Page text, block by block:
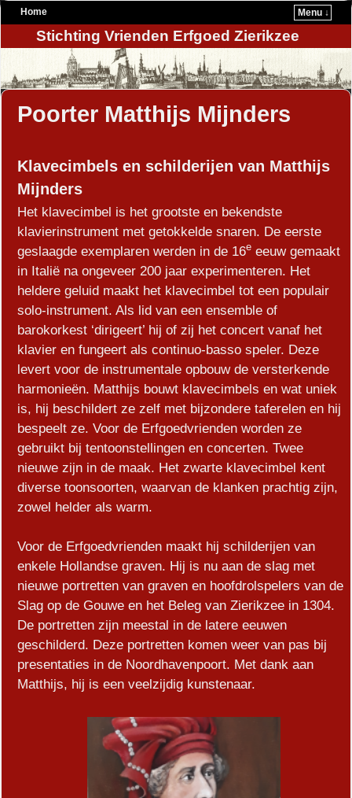
Home Menu ↓
Stichting Vrienden Erfgoed Zierikzee
Poorter Matthijs Mijnders
Klavecimbels en schilderijen van Matthijs
Mijnders
Het klavecimbel is het grootste en bekendste
klavierinstrument met getokkelde snaren. De eerste
geslaagde exemplaren werden in de 16e eeuw gemaakt
in Italië na ongeveer 200 jaar experimenteren. Het
heldere geluid maakt het klavecimbel tot een populair
solo-instrument. Als lid van een ensemble of
barokorkest ‘dirigeert’ hij of zij het concert vanaf het
klavier en fungeert als continuo-basso speler. Deze
levert voor de instrumentale opbouw de versterkende
harmonieën. Matthijs bouwt klavecimbels en wat uniek
is, hij beschildert ze zelf met bijzondere taferelen en hij
bespeelt ze. Voor de Erfgoedvrienden worden ze
gebruikt bij tentoonstellingen en concerten. Twee
nieuwe zijn in de maak. Het zwarte klavecimbel kent
diverse toonsoorten, waarvan de klanken prachtig zijn,
zowel helder als warm.
Voor de Erfgoedvrienden maakt hij schilderijen van
enkele Hollandse graven. Hij is nu aan de slag met
nieuwe portretten van graven en hoofdrolspelers van de
Slag op de Gouwe en het Beleg van Zierikzee in 1304.
De portretten zijn meestal in de latere eeuwen
geschilderd. Deze portretten komen weer van pas bij
presentaties in de Noordhavenpoort. Met dank aan
Matthijs, hij is een veelzijdig kunstenaar.